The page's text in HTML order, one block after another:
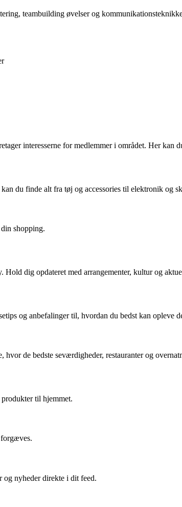
teambuilding øvelser og
interesserne for medlemmer i området. Her kan
du finde alt fra tøj og accessories til elektronik og
shopping.
dig opdateret med arrangementer, kultur og
og anbefalinger til, hvordan du bedst kan opleve
de bedste seværdigheder, restauranter og
til hjemmet.
og nyheder direkte i dit feed.